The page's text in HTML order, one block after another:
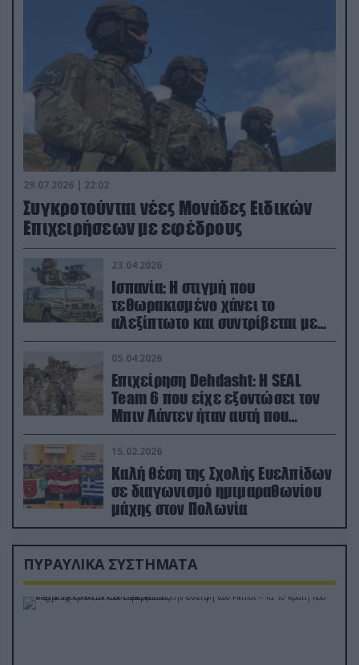
29.07.2026 | 22:02
Συγκροτούνται νέες Μονάδες Ειδικών
Επιχειρήσεων με εφέδρους
23.04.2026
Ισπανία: Η στιγμή που
τεθωρακισμένο χάνει το
αλεξίπτωτο και συντρίβεται με
ορμή στο έδαφος (βίντεο)
05.04.2026
Επιχείρηση Dehdasht: Η SEAL
Team 6 που είχε εξοντώσει τον
Μπιν Λάντεν ήταν αυτή που
διέσωσε τον πιλότο του F-15
15.02.2026
Καλή θέση της Σχολής Ευελπίδων
σε διαγωνισμό ημιμαραθωνίου
μάχης στον Πολωνία
ΠΥΡΑΥΛΙΚΑ ΣΥΣΤΗΜΑΤΑ